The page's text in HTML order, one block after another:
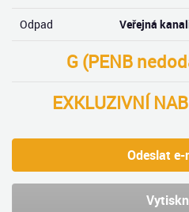
Odpad Veřejná
G (PENB
EXKLUZIVNÍ
Odeslat